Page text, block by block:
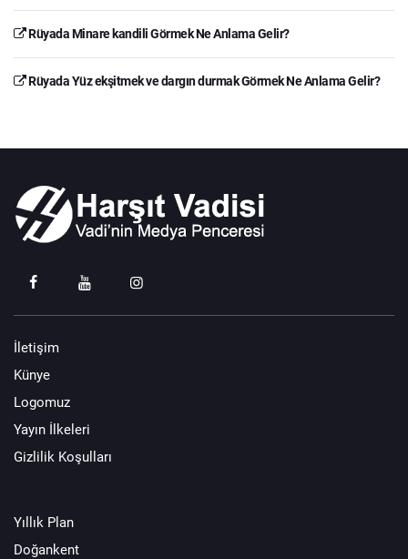
Rüyada Minare kandili Görmek Ne Anlama Gelir?
Rüyada Yüz ekşitmek ve dargın durmak Görmek Ne Anlama Gelir?
İletişim
Künye
Logomuz
Yayın İlkeleri
Gizlilik Koşulları
Yıllık Plan
Doğankent